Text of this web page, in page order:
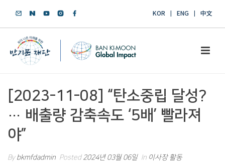
KOR ENG 中文
[2023-11-08] “탄소중립 달성?
… 배출량 감축속도 ‘5배’ 빨라져
야”
Bybkmfdadmin Posted2024년 03월 06일 In 이사장 활동